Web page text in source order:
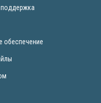
поддержка
обеспечение